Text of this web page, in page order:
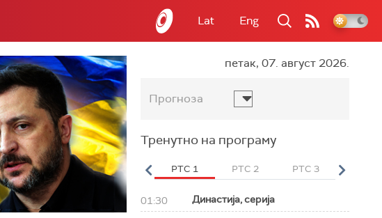
Lat Eng
петак, 07. август 2026.
Прогноза
Тренутно на програму
3 РТС Свет РТС HD РТС 1 РТС 2 РТС 3 РТС
01:30 Династија, серија